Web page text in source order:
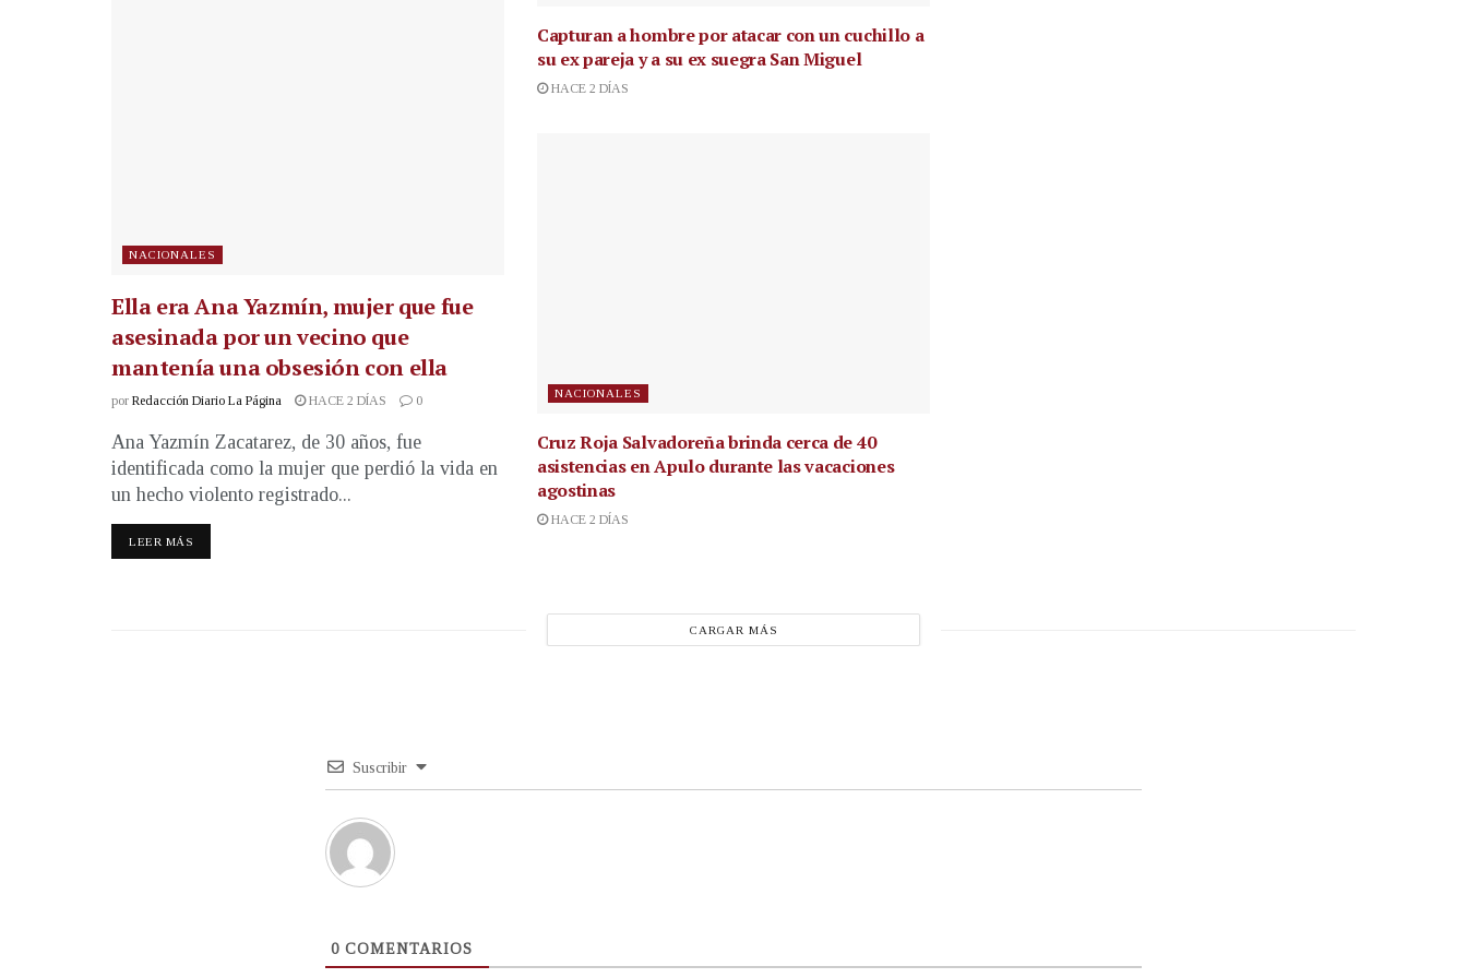
NACIONALES
Ella era Ana Yazmín, mujer que fue
asesinada por un vecino que
mantenía una obsesión con ella
por Redacción Diario La Página HACE 2 DÍAS 0
Ana Yazmín Zacatarez, de 30 años, fue
identificada como la mujer que perdió la vida en
un hecho violento registrado...
LEER MÁS
Capturan a hombre por atacar con un cuchillo a
su ex pareja y a su ex suegra San Miguel
HACE 2 DÍAS
NACIONALES
Cruz Roja Salvadoreña brinda cerca de 40
asistencias en Apulo durante las vacaciones
agostinas
HACE 2 DÍAS
CARGAR MÁS
Suscribir
0 COMENTARIOS